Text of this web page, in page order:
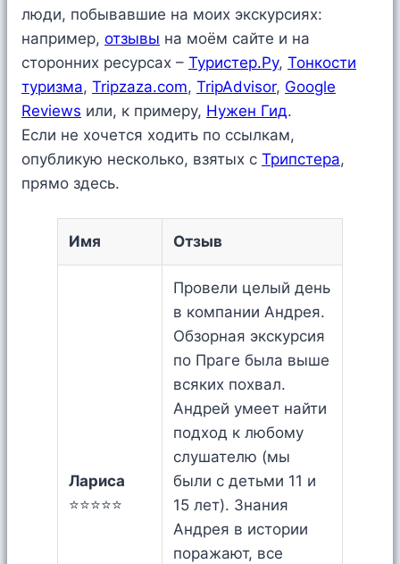
люди, побывавшие на моих экскурсиях:
например, отзывы на моём сайте и на
сторонних ресурсах – Туристер.Ру, Тонкости
туризма, Tripzaza.com, TripAdvisor, Google
Reviews или, к примеру, Нужен Гид.
Если не хочется ходить по ссылкам,
опубликую несколько, взятых c Трипстера,
прямо здесь.
Имя Отзыв
Лариса
⭐⭐⭐⭐⭐
Провели целый день
в компании Андрея.
Обзорная экскурсия
по Праге была выше
всяких похвал.
Андрей умеет найти
подход к любому
слушателю (мы
были с детьми 11 и
15 лет). Знания
Андрея в истории
поражают, все